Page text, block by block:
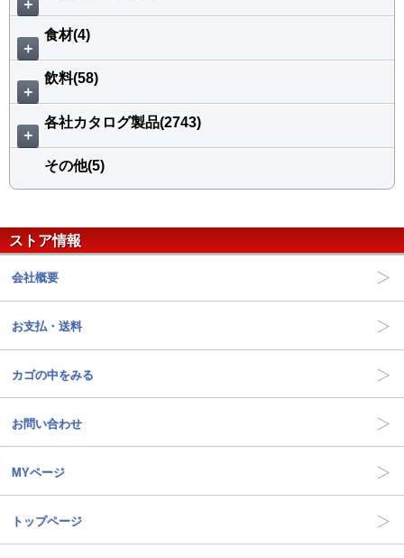
＋
＋
食材(4)
＋
飲料(58)
＋
各社カタログ製品(2743)
その他(5)
ストア情報
会社概要
お支払・送料
カゴの中をみる
お問い合わせ
MYページ
トップページ